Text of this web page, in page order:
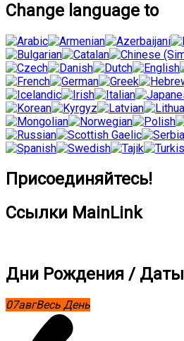
Change language to
Присоединяйтесь!
Ссылки MainLink
Дни Рождения / Даты
07авгВесь День